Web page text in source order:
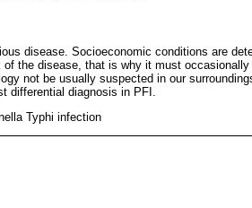
disease. Socioeconomic conditions are
the disease, that is why it must
not be usually suspected in our
differential diagnosis in PFI.
Typhi infection